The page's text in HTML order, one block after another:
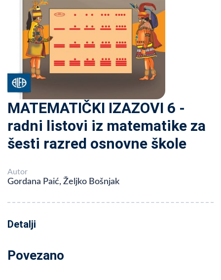
MATEMATIČKI IZAZOVI 6 -
radni listovi iz matematike za
šesti razred osnovne škole
Autor
Gordana Paić, Željko Bošnjak
Detalji
Povezano